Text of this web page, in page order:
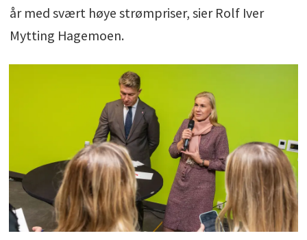
år med svært høye strømpriser, sier Rolf Iver
Mytting Hagemoen.